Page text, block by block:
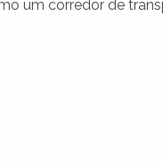
um corredor de